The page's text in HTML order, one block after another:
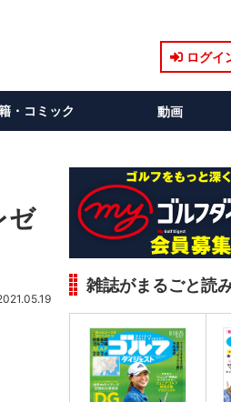
ログイ
・コミック 動画
ゼ
雑誌がまるごと読